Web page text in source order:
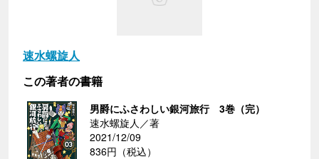
速水螺旋人
この著者の書籍
男爵にふさわしい銀河旅行 3巻（完）
速水螺旋人／著
2021/12/09
836円（税込）